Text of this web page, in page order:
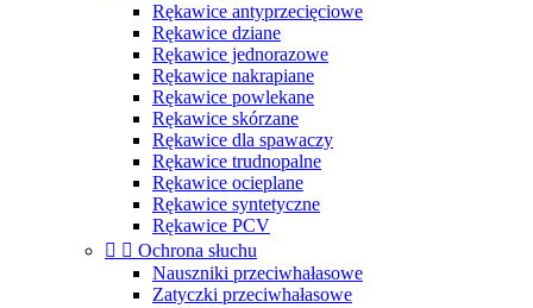
Rękawice antyprzecięciowe
Rękawice dziane
Rękawice jednorazowe
Rękawice nakrapiane
Rękawice powlekane
Rękawice skórzane
Rękawice dla spawaczy
Rękawice trudnopalne
Rękawice ocieplane
Rękawice syntetyczne
Rękawice PCV
  Ochrona słuchu
Nauszniki przeciwhałasowe
Zatyczki przeciwhałasowe